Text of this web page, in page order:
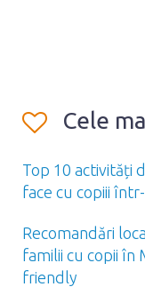
Cele
Top 10 activități
face cu copiii
Recomandări
familii cu copii în
friendly